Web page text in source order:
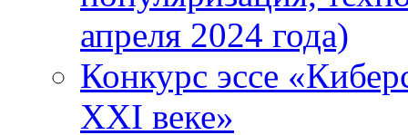
апреля 2024 года)
Конкурс эссе
XXI веке»